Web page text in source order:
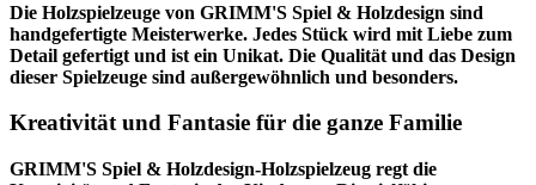
Die Holzspielzeuge von GRIMM'S Spiel & Holzdesign sind
handgefertigte Meisterwerke. Jedes Stück wird mit Liebe zum
Detail gefertigt und ist ein Unikat. Die Qualität und das Design
dieser Spielzeuge sind außergewöhnlich und besonders.
Kreativität und Fantasie für die ganze Familie
GRIMM'S Spiel & Holzdesign-Holzspielzeug regt die